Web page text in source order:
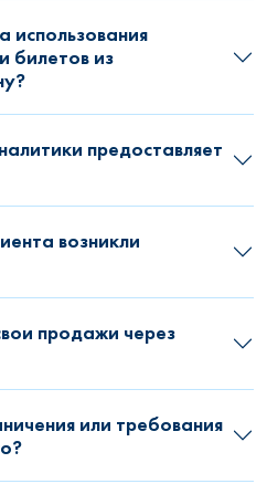
использования
билетов из
предоставляет
возникли
продажи через
или требования